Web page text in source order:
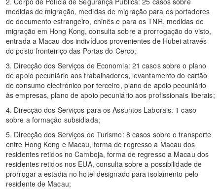
medidas de migração, medidas de migração para os portadores
de documento estrangeiro, chinês e para os TNR, medidas de
migração em Hong Kong, consulta sobre a prorrogação do visto,
entrada a Macau dos indivíduos provenientes de Hubei através
do posto fronteiriço das Portas do Cerco;
3. Direcção dos Serviços de Economia: 21 casos sobre o plano
de apoio pecuniário aos trabalhadores, levantamento do cartão
de consumo electrónico por terceiro, plano de apoio pecuniário
às empresas, plano de apoio pecuniário aos profissionais liberais;
4. Direcção dos Serviços para os Assuntos Laborais: 1 caso
sobre a formação subsidiada;
5. Direcção dos Serviços de Turismo: 8 casos sobre o transporte
entre Hong Kong e Macau, forma de regresso a Macau dos
residentes retidos no Camboja, forma de regresso a Macau dos
residentes retidos nos EUA, consulta sobre a possibilidade de
prorrogar a estadia no hotel designado para isolamento pelo
residente de Macau;